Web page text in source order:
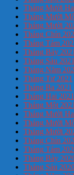
Tháng Mười
Tháng Mười
Tháng Mười
Tháng Chín
Tháng Tám
Tháng Bảy 2021
Tháng Sáu 2021
Tháng Năm
Tháng Tư 2021
Tháng Ba 2021
Tháng Hai 2021
Tháng Một 2021
Tháng Mười
Tháng Mười
Tháng Mười
Tháng Chín
Tháng Tám
Tháng Bảy
Tháng Sáu